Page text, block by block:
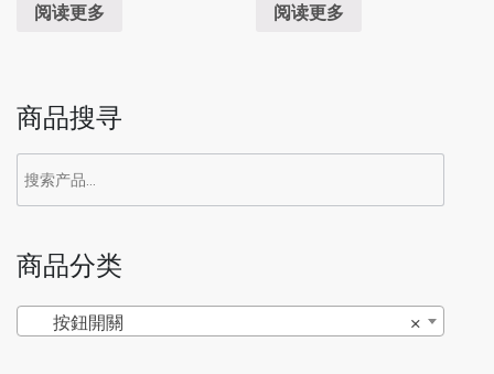
阅读更多 阅读更多
商品搜寻
商品分类
×
按鈕開關